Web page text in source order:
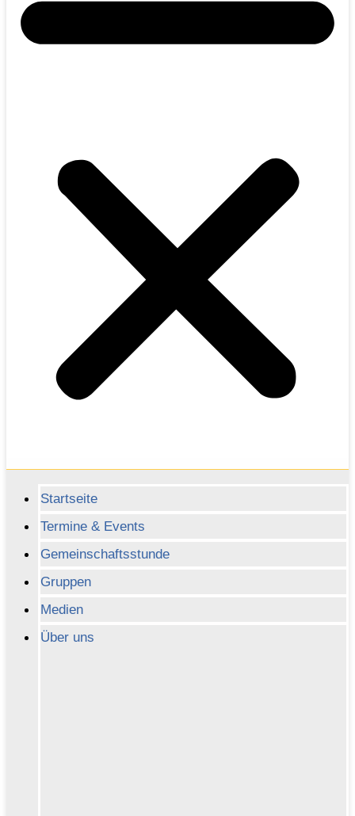
Startseite
Termine & Events
Gemeinschaftsstunde
Gruppen
Medien
Über uns